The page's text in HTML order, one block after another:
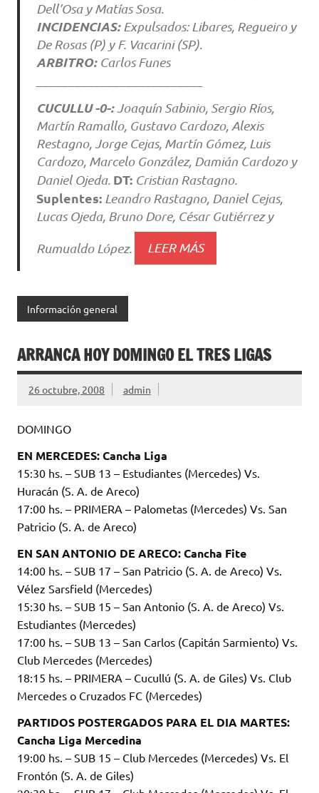
Dell’Osa y Matías Sosa.
INCIDENCIAS:Expulsados: Libares, Regueiro y
De Rosas (P) y F. Vacarini (SP).
ARBITRO:Carlos Funes
CUCULLU -0-:Joaquín Sabinio, Sergio Ríos,
Martín Ramallo, Gustavo Cardozo, Alexis
Restagno, Jorge Cejas, Martín Gómez, Luis
Cardozo, Marcelo González, Damián Cardozo y
Daniel Ojeda. DT:Cristian Rastagno.
Suplentes: Leandro Rastagno, Daniel Cejas,
Lucas Ojeda, Bruno Dore, César Gutiérrez y
Rumualdo López. LEER MÁS
Información general
ARRANCA HOY DOMINGO EL TRES LIGAS
26 octubre, 2008 admin
DOMINGO
EN MERCEDES: Cancha Liga
15:30 hs. – SUB 13 – Estudiantes (Mercedes) Vs.
Huracán (S. A. de Areco)
17:00 hs. – PRIMERA – Palometas (Mercedes) Vs. San
Patricio (S. A. de Areco)
EN SAN ANTONIO DE ARECO: Cancha Fite
14:00 hs. – SUB 17 – San Patricio (S. A. de Areco) Vs.
Vélez Sarsfield (Mercedes)
15:30 hs. – SUB 15 – San Antonio (S. A. de Areco) Vs.
Estudiantes (Mercedes)
17:00 hs. – SUB 13 – San Carlos (Capitán Sarmiento) Vs.
Club Mercedes (Mercedes)
18:15 hs. – PRIMERA – Cucullú (S. A. de Giles) Vs. Club
Mercedes o Cruzados FC (Mercedes)
PARTIDOS POSTERGADOS PARA EL DIA MARTES:
Cancha Liga Mercedina
19:00 hs. – SUB 15 – Club Mercedes (Mercedes) Vs. El
Frontón (S. A. de Giles)